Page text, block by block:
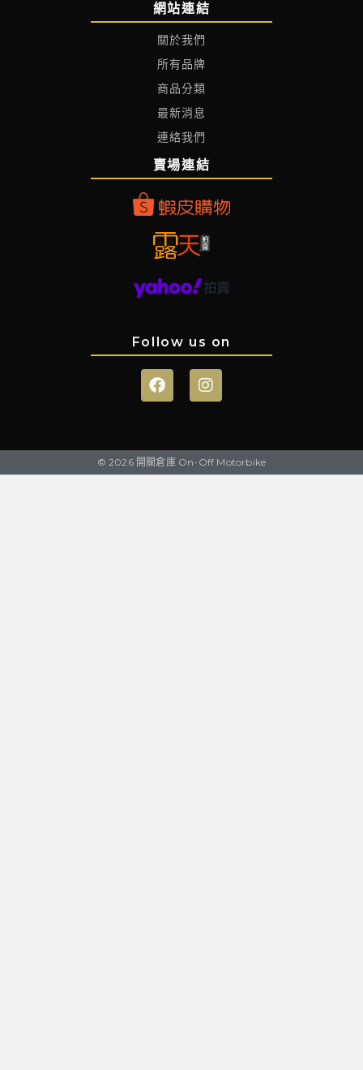
網站連結
關於我們
所有品牌
商品分類
最新消息
連絡我們
賣場連結
Follow us on
© 2026 開關倉庫 On-Off Motorbike